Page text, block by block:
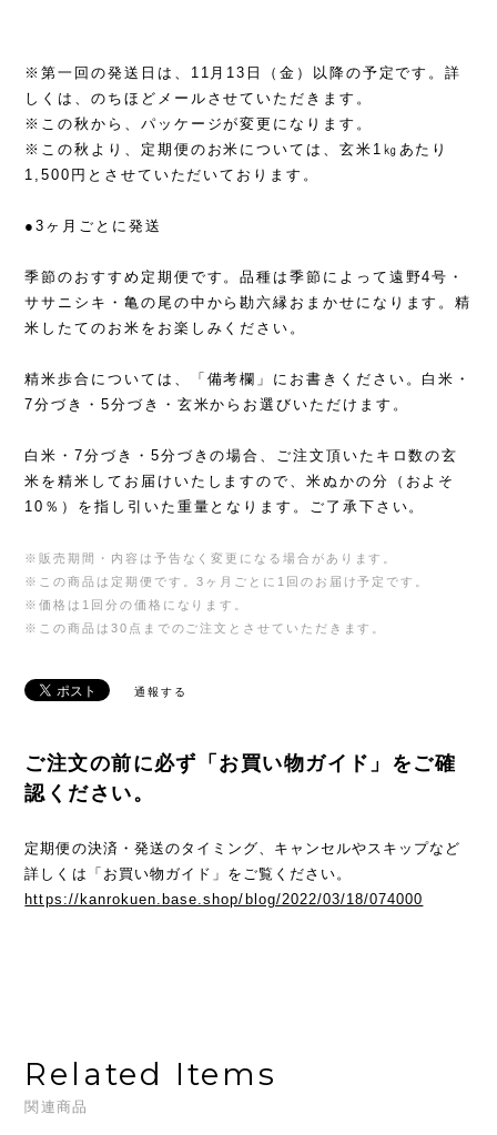
※第一回の発送日は、11月13日（金）以降の予定です。詳
しくは、のちほどメールさせていただきます。
※この秋から、パッケージが変更になります。
※この秋より、定期便のお米については、玄米1㎏あたり
1,500円とさせていただいております。
●3ヶ月ごとに発送
季節のおすすめ定期便です。品種は季節によって遠野4号・
ササニシキ・亀の尾の中から勘六縁おまかせになります。精
米したてのお米をお楽しみください。
精米歩合については、「備考欄」にお書きください。白米・
7分づき・5分づき・玄米からお選びいただけます。
白米・7分づき・5分づきの場合、ご注文頂いたキロ数の玄
米を精米してお届けいたしますので、米ぬかの分（およそ
10％）を指し引いた重量となります。ご了承下さい。
※販売期間・内容は予告なく変更になる場合があります。
※この商品は定期便です。3ヶ月ごとに1回のお届け予定です。
※価格は1回分の価格になります。
※この商品は30点までのご注文とさせていただきます。
通報する
ご注文の前に必ず「お買い物ガイド」をご確
認ください。
定期便の決済・発送のタイミング、キャンセルやスキップなど
詳しくは「お買い物ガイド」をご覧ください。
https://kanrokuen.base.shop/blog/2022/03/18/074000
Related Items
関連商品